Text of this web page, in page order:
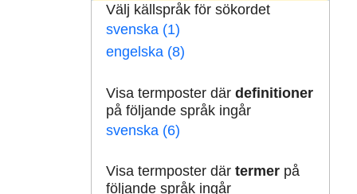
Välj källspråk för sökordet
svenska (1)
engelska (8)
Visa termposter där definitioner
på följande språk ingår
svenska (6)
Visa termposter där termerpå
följande språk ingår